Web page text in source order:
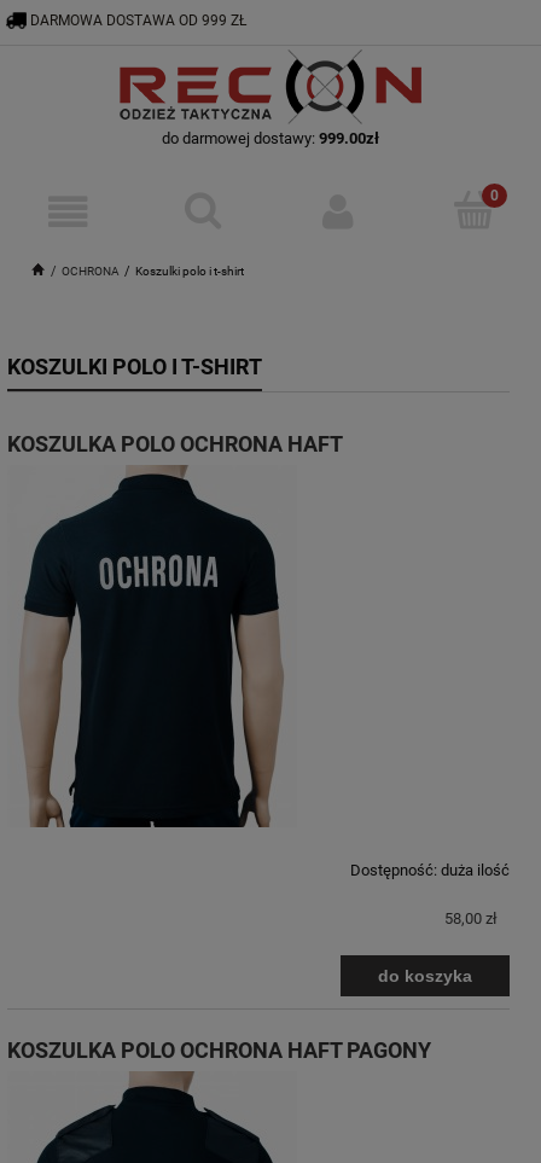
do darmowej dostawy: 999.00zł
OCHRONA Koszulki polo i t-shirt
DARMOWA DOSTAWA OD 999 ZŁ
56 644 92 29
RECON@ODZIEZTAKTYCZNA.PL
KOSZULKI POLO I T-SHIRT
KOSZULKA POLO OCHRONA HAFT
Dostępność: duża ilość
58,00 zł
do koszyka
KOSZULKA POLO OCHRONA HAFT PAGONY